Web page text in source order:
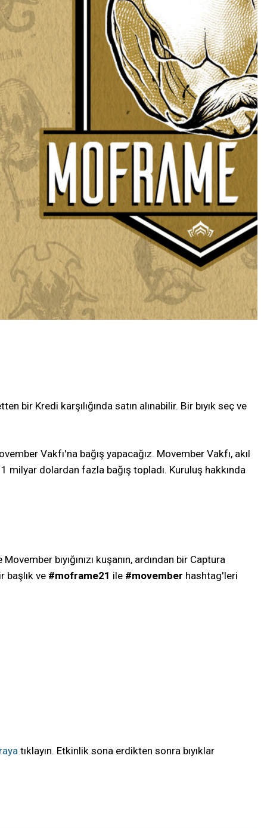
bir Kredi karşılığında satın alınabilir. Bir bıyık seç ve
Vakfı'na bağış yapacağız. Movember Vakfı, akıl
milyar dolardan fazla bağış topladı. Kuruluş hakkında
bıyığınızı kuşanın, ardından bir Captura
başlık ve #moframe21 ile #movember hashtag'leri
tıklayın. Etkinlik sona erdikten sonra bıyıklar